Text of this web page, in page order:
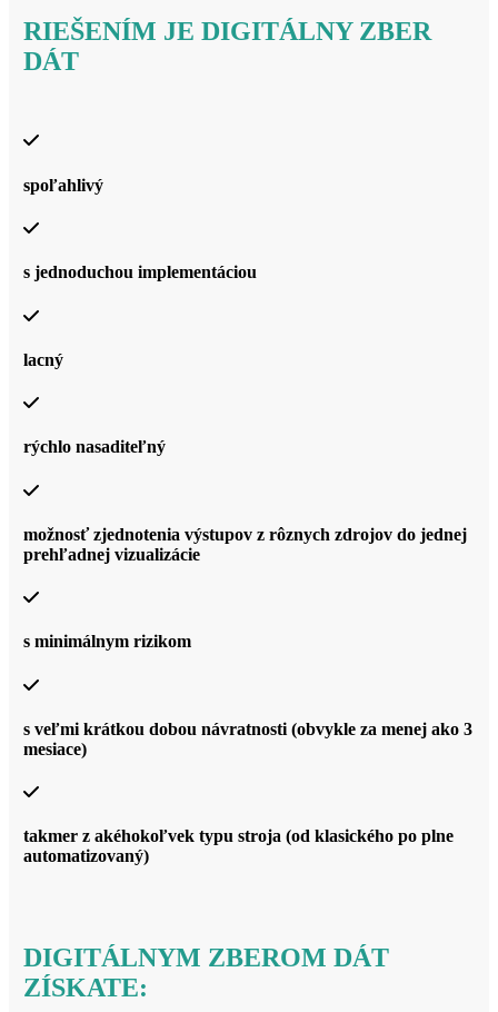
RIEŠENÍM JE DIGITÁLNY ZBER
DÁT
spoľahlivý
s jednoduchou implementáciou
lacný
rýchlo nasaditeľný
možnosť zjednotenia výstupov z rôznych zdrojov do jednej
prehľadnej vizualizácie
s minimálnym rizikom
s veľmi krátkou dobou návratnosti (obvykle za menej ako 3
mesiace)
takmer z akéhokoľvek typu stroja (od klasického po plne
automatizovaný)
DIGITÁLNYM ZBEROM DÁT
ZÍSKATE: